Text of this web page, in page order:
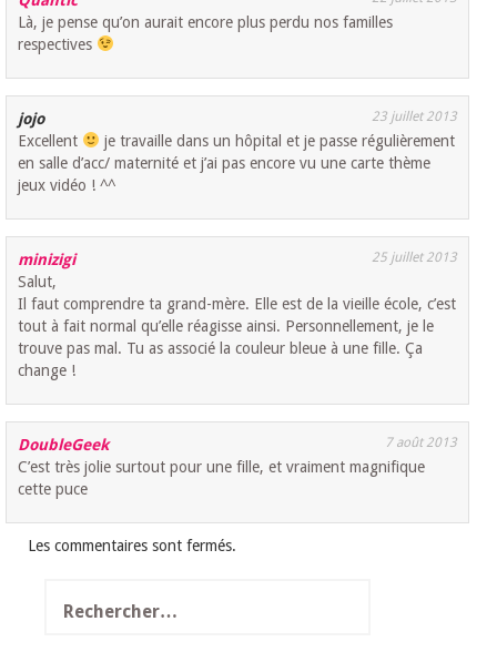
Là, je pense qu’on aurait encore plus perdu nos familles
respectives
jojo 23 juillet 2013
Excellent
je travaille dans un hôpital et je passe régulièrement
en salle d’acc/ maternité et j’ai pas encore vu une carte thème
jeux vidéo ! ^^
minizigi 25 juillet 2013
Salut,
Il faut comprendre ta grand-mère. Elle est de la vieille école, c’est
tout à fait normal qu’elle réagisse ainsi. Personnellement, je le
trouve pas mal. Tu as associé la couleur bleue à une fille. Ça
change !
DoubleGeek 7 août 2013
C’est très jolie surtout pour une fille, et vraiment magnifique
cette puce
Les commentaires sont fermés.